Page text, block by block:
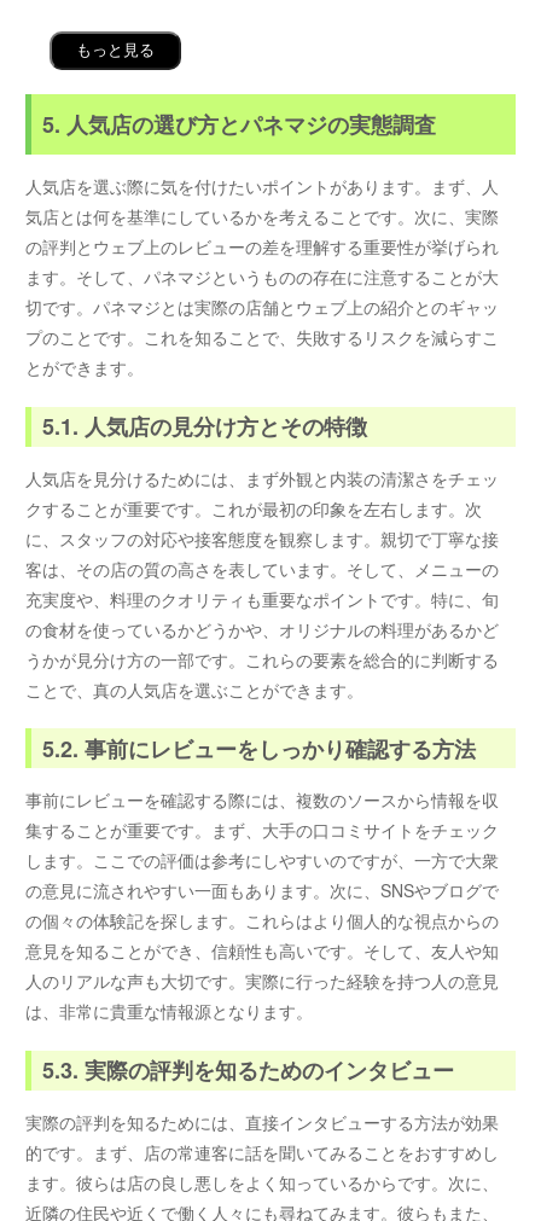
もっと見る
5. 人気店の選び方とパネマジの実態調査
人気店を選ぶ際に気を付けたいポイントがあります。まず、人
気店とは何を基準にしているかを考えることです。次に、実際
の評判とウェブ上のレビューの差を理解する重要性が挙げられ
ます。そして、パネマジというものの存在に注意することが大
切です。パネマジとは実際の店舗とウェブ上の紹介とのギャッ
プのことです。これを知ることで、失敗するリスクを減らすこ
とができます。
5.1. 人気店の見分け方とその特徴
人気店を見分けるためには、まず外観と内装の清潔さをチェッ
クすることが重要です。これが最初の印象を左右します。次
に、スタッフの対応や接客態度を観察します。親切で丁寧な接
客は、その店の質の高さを表しています。そして、メニューの
充実度や、料理のクオリティも重要なポイントです。特に、旬
の食材を使っているかどうかや、オリジナルの料理があるかど
うかが見分け方の一部です。これらの要素を総合的に判断する
ことで、真の人気店を選ぶことができます。
5.2. 事前にレビューをしっかり確認する方法
事前にレビューを確認する際には、複数のソースから情報を収
集することが重要です。まず、大手の口コミサイトをチェック
します。ここでの評価は参考にしやすいのですが、一方で大衆
の意見に流されやすい一面もあります。次に、SNSやブログで
の個々の体験記を探します。これらはより個人的な視点からの
意見を知ることができ、信頼性も高いです。そして、友人や知
人のリアルな声も大切です。実際に行った経験を持つ人の意見
は、非常に貴重な情報源となります。
5.3. 実際の評判を知るためのインタビュー
実際の評判を知るためには、直接インタビューする方法が効果
的です。まず、店の常連客に話を聞いてみることをおすすめし
ます。彼らは店の良し悪しをよく知っているからです。次に、
近隣の住民や近くで働く人々にも尋ねてみます。彼らもまた、